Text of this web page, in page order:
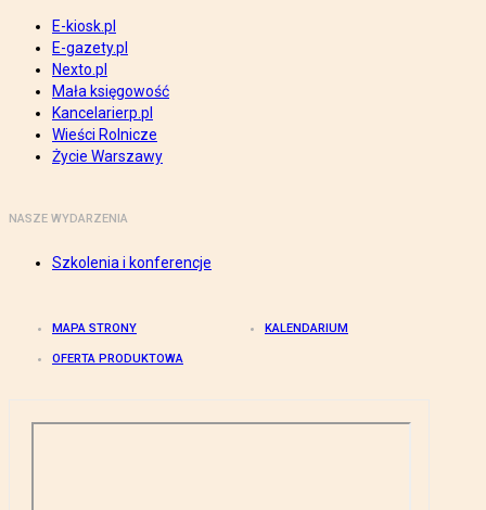
E-kiosk.pl
E-gazety.pl
Nexto.pl
Mała księgowość
Kancelarierp.pl
Wieści Rolnicze
Życie Warszawy
NASZE WYDARZENIA
Szkolenia i konferencje
MAPA STRONY KALENDARIUM
OFERTA PRODUKTOWA